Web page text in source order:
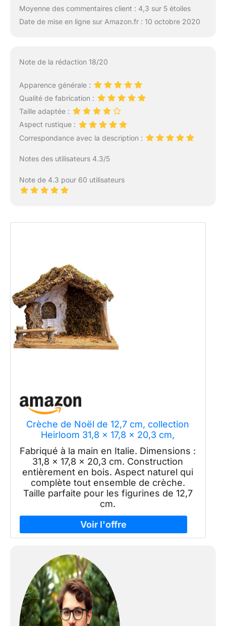
Moyenne des commentaires client : 4,3 sur 5 étoiles
Date de mise en ligne sur Amazon.fr : 10 octobre 2020
Note de la rédaction 18/20
Apparence générale :
Qualité de fabrication :
Taille adaptée :
Aspect rustique :
Correspondance avec la description :
Notes des utilisateurs 4.3/5
Note de 4.3 pour 60 utilisateurs
Crèche de Noël de 12,7 cm, collection
Heirloom 31,8 x 17,8 x 20,3 cm,
fabriquée en Italie
Fabriqué à la main en Italie. Dimensions :
31,8 x 17,8 x 20,3 cm. Construction
entièrement en bois. Aspect naturel qui
complète tout ensemble de crèche.
Taille parfaite pour les figurines de 12,7
cm.